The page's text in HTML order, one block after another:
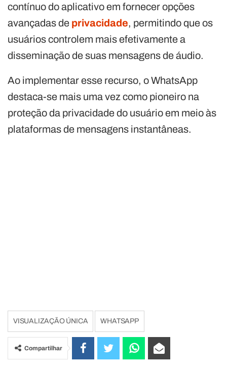
contínuo do aplicativo em fornecer opções
avançadas de privacidade, permitindo que os
usuários controlem mais efetivamente a
disseminação de suas mensagens de áudio.
Ao implementar esse recurso, o WhatsApp
destaca-se mais uma vez como pioneiro na
proteção da privacidade do usuário em meio às
plataformas de mensagens instantâneas.
VISUALIZAÇÃO ÚNICA WHATSAPP
Compartilhar